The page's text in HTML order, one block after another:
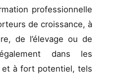
professionnelle
de croissance, à
de l’élevage ou de
dans les
et à fort potentiel, tels